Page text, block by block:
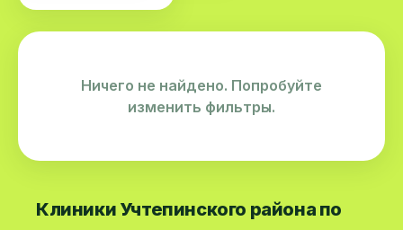
Ничего не найдено. Попробуйте
изменить фильтры.
Клиники Учтепинского района по